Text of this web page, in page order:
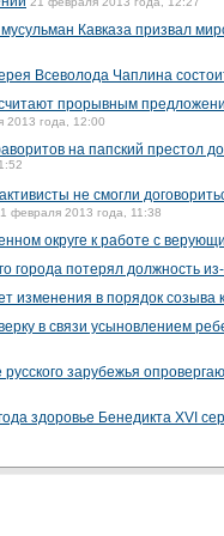
Кавказа призвал
Всеволода Чаплина
прорывным
2013 года, 12:00
на папский престол
не смогли
февраля 2013 года, 11:38
округе к работе с
города потерял должность
изменения в порядок созыва
в связи усыновлением
русского зарубежья
здоровье Бенедикта XVI